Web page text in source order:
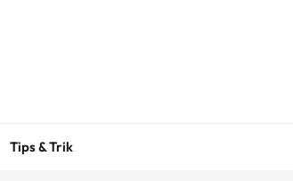
Tips & Trik